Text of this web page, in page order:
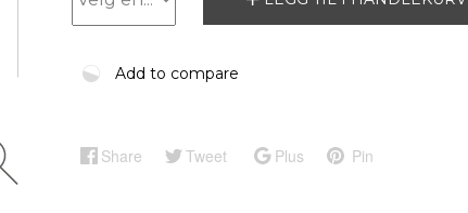
Add to compare
Share Tweet Plus Pin